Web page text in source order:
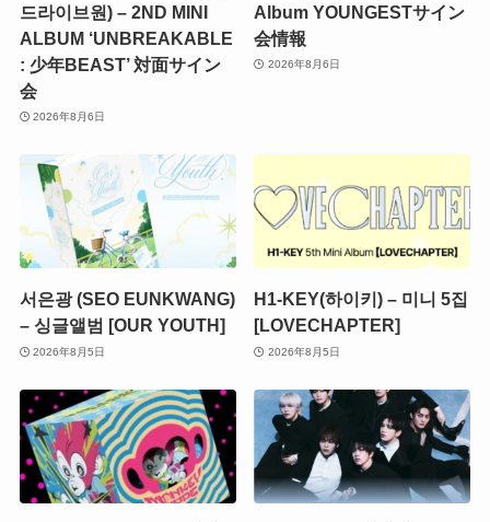
드라이브원) – 2ND MINI
ALBUM ‘UNBREAKABLE
: 少年BEAST’ 対面サイン
会
2026年8月6日
Album YOUNGESTサイン
会情報
2026年8月6日
서은광 (SEO EUNKWANG)
– 싱글앨범 [OUR YOUTH]
2026年8月5日
H1-KEY(하이키) – 미니 5집
[LOVECHAPTER]
2026年8月5日